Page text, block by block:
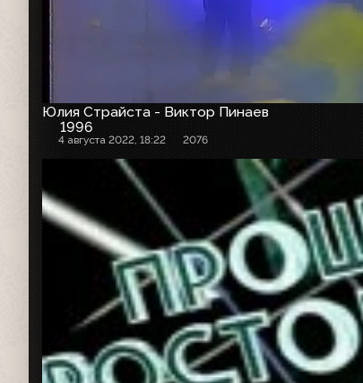
Юлия Страйста - Виктор Пинаев
1996
4 августа 2022, 18:22 2076